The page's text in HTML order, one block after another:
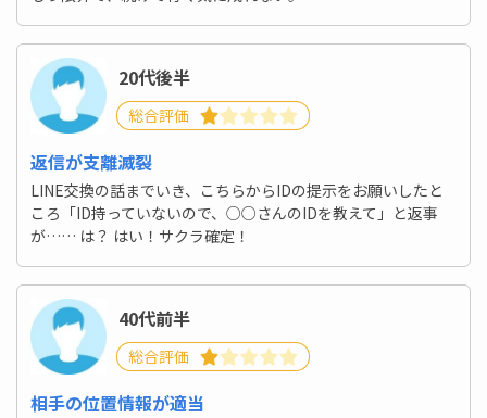
20代後半
総合評価
返信が支離滅裂
LINE交換の話までいき、こちらからIDの提示をお願いしたと
ころ「ID持っていないので、○○さんのIDを教えて」と返事
が…… は？ はい！サクラ確定！
40代前半
総合評価
相手の位置情報が適当